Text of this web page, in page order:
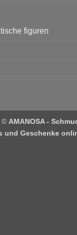
figuren
© AMANOSA -
und Geschenke